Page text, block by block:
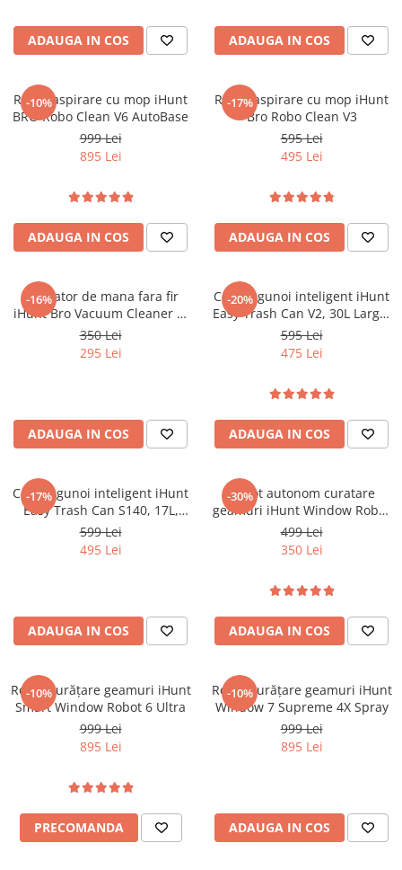
ADAUGA IN COS
Obstacolelor 3D, Aplicație
iHunt Home
ADAUGA IN COS
-10%
Robot aspirare cu mop iHunt
BRO Robo Clean V6 AutoBase
999 Lei
895 Lei
ADAUGA IN COS
-17%
Robot aspirare cu mop iHunt
Bro Robo Clean V3
595 Lei
495 Lei
ADAUGA IN COS
-16%
Aspirator de mana fara fir
iHunt Bro Vacuum Cleaner 3-
in-1
350 Lei
295 Lei
ADAUGA IN COS
-20%
Cos de gunoi inteligent iHunt
Easy Trash Can V2, 30L Large,
Senzor Deschidere Dual,
Acumulator, Sigilare Termica,
595 Lei
475 Lei
ADAUGA IN COS
-17%
Cos de gunoi inteligent iHunt
Easy Trash Can S140, 17L,
Senzor Deschidere Dual,
Acumulator, Sigilare Termica,
599 Lei
495 Lei
ADAUGA IN COS
-30%
Robot autonom curatare
geamuri iHunt Window Robot
3
499 Lei
350 Lei
ADAUGA IN COS
-10%
Robot curățare geamuri iHunt
Smart Window Robot 6 Ultra
999 Lei
895 Lei
PRECOMANDA
-10%
Robot curățare geamuri iHunt
Window 7 Supreme 4X Spray
999 Lei
895 Lei
ADAUGA IN COS